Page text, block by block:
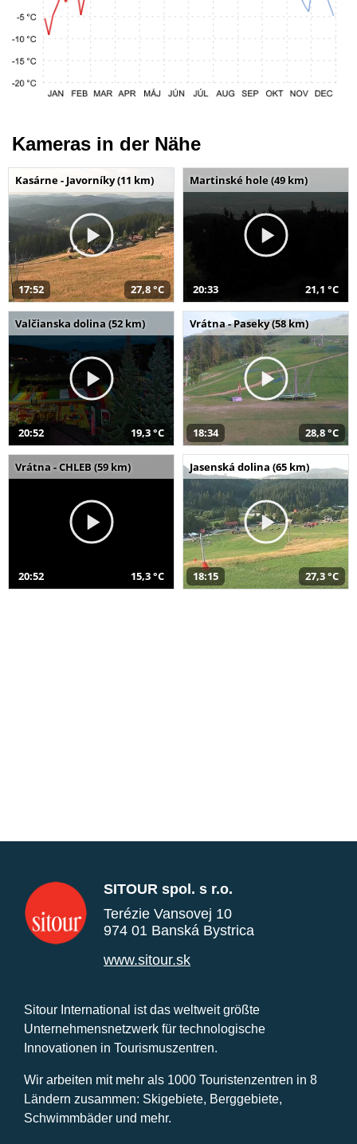
Kameras in der Nähe
Kasárne - Javorníky (11 km)
17:52 27,8 °C
Martinské hole (49 km)
20:33 21,1 °C
Valčianska dolina (52 km)
20:52 19,3 °C
Vrátna - Paseky (58 km)
18:34 28,8 °C
Vrátna - CHLEB (59 km)
20:52 15,3 °C
Jasenská dolina (65 km)
18:15 27,3 °C
SITOUR spol. s r.o.
Terézie Vansovej 10
974 01 Banská Bystrica
www.sitour.sk
Sitour International ist das weltweit größte
Unternehmensnetzwerk für technologische
Innovationen in Tourismuszentren.
Wir arbeiten mit mehr als 1000 Touristenzentren in 8
Ländern zusammen: Skigebiete, Berggebiete,
Schwimmbäder und mehr.